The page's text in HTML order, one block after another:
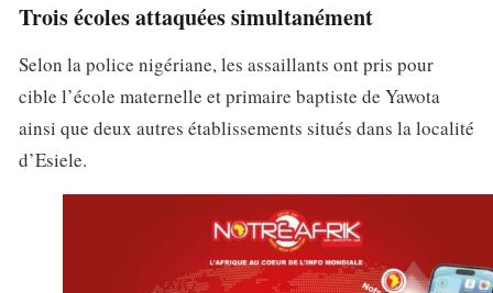
Trois écoles attaquées simultanément
Selon la police nigériane, les assaillants ont pris pour
cible l’école maternelle et primaire baptiste de Yawota
ainsi que deux autres établissements situés dans la localité
d’Esiele.